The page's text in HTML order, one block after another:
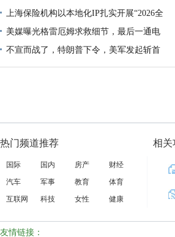
上海保险机构以本地化IP扎实开展“2026全
美媒曝光格雷厄姆求救细节，最后一通电
不宣而战了，特朗普下令，美军发起斩首
热门频道推荐
国际 国内 房产
财经
汽车
军事 教育
体育
互联网
科技 女性 健康
相关
友情链接：